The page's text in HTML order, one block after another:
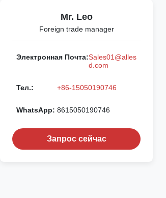
Mr. Leo
Foreign trade manager
Электронная Почта:Sales01@alles
d.com
Тел.: +86-15050190746
WhatsApp: 8615050190746
Запрос сейчас